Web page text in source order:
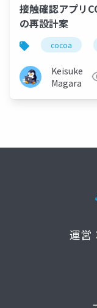
接触確認アプリ
の再設計案
cocoa
Keisuke
Magara
運営